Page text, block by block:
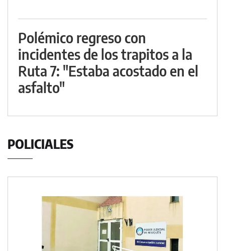
Polémico regreso con
incidentes de los trapitos a la
Ruta 7: "Estaba acostado en el
asfalto"
POLICIALES